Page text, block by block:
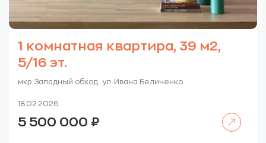
1 комнатная квартира, 39 м2,
5/16 эт.
мкр. Западный обход. ул. Ивана Беличенко.
18.02.2026
5 500 000 ₽